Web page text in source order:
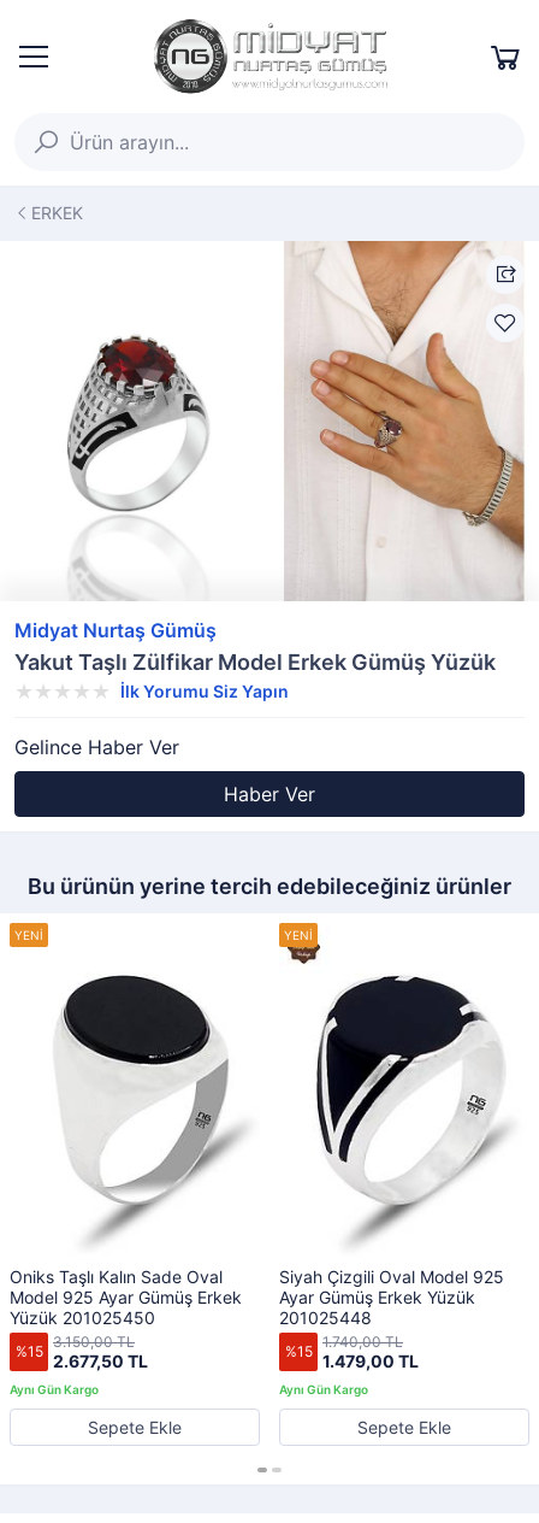
ERKEK
Midyat Nurtaş Gümüş
Yakut Taşlı Zülfikar Model Erkek Gümüş Yüzük
İlk Yorumu Siz Yapın
Gelince Haber Ver
Haber Ver
Bu ürünün yerine tercih edebileceğiniz ürünler
Oniks Taşlı Kalın Sade Oval
Model 925 Ayar Gümüş Erkek
Yüzük 201025450
%15 2.677,50 TL
3.150,00 TL
Sepete Ekle
Siyah Çizgili Oval Model 925
Ayar Gümüş Erkek Yüzük
201025448
%15 1.479,00 TL
1.740,00 TL
Sepete Ekle